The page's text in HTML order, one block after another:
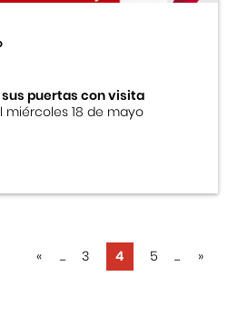
sus puertas con visita
miércoles 18 de mayo
« ... 3 4 5 ... »